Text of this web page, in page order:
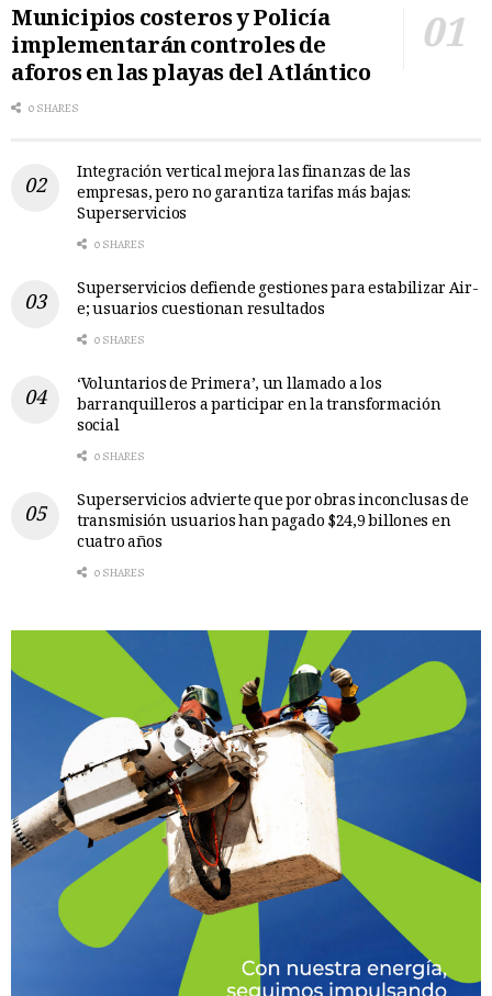
Municipios costeros y Policía
implementarán controles de
aforos en las playas del Atlántico
0 SHARES
Integración vertical mejora las finanzas de las
empresas, pero no garantiza tarifas más bajas:
Superservicios
0 SHARES
Superservicios defiende gestiones para estabilizar Air-
e; usuarios cuestionan resultados
0 SHARES
‘Voluntarios de Primera’, un llamado a los
barranquilleros a participar en la transformación
social
0 SHARES
Superservicios advierte que por obras inconclusas de
transmisión usuarios han pagado $24,9 billones en
cuatro años
0 SHARES